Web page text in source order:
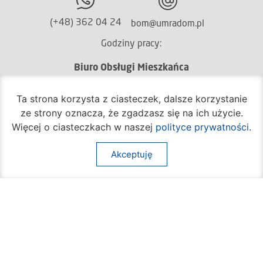
(+48) 362 04 24 bom@umradom.pl
Godziny pracy:
Biuro Obsługi Mieszkańca
godz.7:30 – 16:30
Pozostałe wydziały
poniedziałek – piątek
godz.7:30 – 15:30
Na skróty:
Ta strona korzysta z ciasteczek, dalsze korzystanie
ze strony oznacza, że zgadzasz się na ich użycie.
Więcej o ciasteczkach w naszej polityce prywatności.
Akceptuję